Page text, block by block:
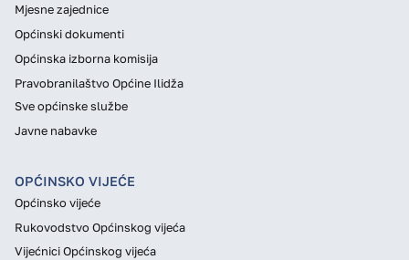
Mjesne zajednice
Općinski dokumenti
Općinska izborna komisija
Pravobranilaštvo Općine Ilidža
Sve općinske službe
Javne nabavke
OPĆINSKO VIJEĆE
Općinsko vijeće
Rukovodstvo Općinskog vijeća
Vijećnici Općinskog vijeća